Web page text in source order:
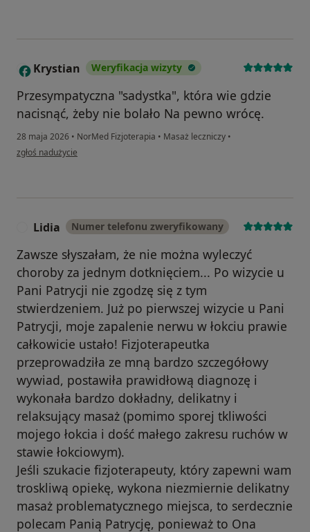
K Krystian Weryfikacja wizyty
Przesympatyczna "sadystka", która wie gdzie
nacisnąć, żeby nie bolało Na pewno wrócę.
28 maja 2026 • NorMed Fizjoterapia • Masaż leczniczy •
w opinii użytkownika Krystian
zgłoś nadużycie
Lidia Numer telefonu zweryfikowany
Zawsze słyszałam, że nie można wyleczyć
choroby za jednym dotknięciem... Po wizycie u
Pani Patrycji nie zgodzę się z tym
stwierdzeniem. Już po pierwszej wizycie u Pani
Patrycji, moje zapalenie nerwu w łokciu prawie
całkowicie ustało! Fizjoterapeutka
przeprowadziła ze mną bardzo szczegółowy
wywiad, postawiła prawidłową diagnozę i
wykonała bardzo dokładny, delikatny i
relaksujący masaż (pomimo sporej tkliwości
mojego łokcia i dość małego zakresu ruchów w
stawie łokciowym).
Jeśli szukacie fizjoterapeuty, który zapewni wam
troskliwą opiekę, wykona niezmiernie delikatny
masaż problematycznego miejsca, to serdecznie
polecam Panią Patrycję, ponieważ to Ona